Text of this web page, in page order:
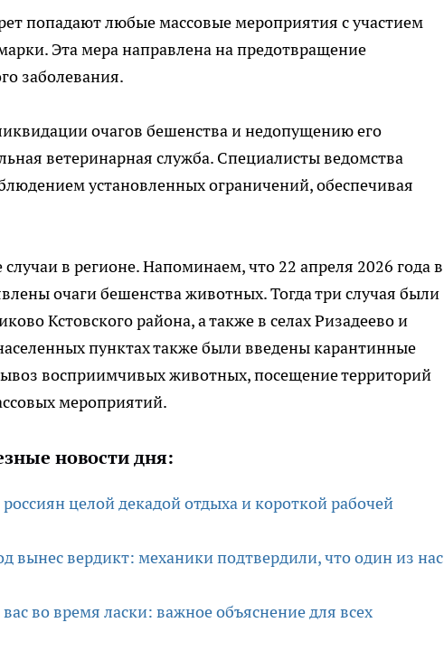
попадают любые массовые мероприятия с участием
Эта мера направлена на предотвращение
заболевания.
очагов бешенства и недопущению его
ветеринарная служба. Специалисты ведомства
установленных ограничений, обеспечивая
в регионе. Напоминаем, что 22 апреля 2026 года в
очаги бешенства животных. Тогда три случая были
Кстовского района, а также в селах Ризадеево и
пунктах также были введены карантинные
восприимчивых животных, посещение территорий
мероприятий.
новости дня:
целой декадой отдыха и короткой рабочей
вынес вердикт: механики подтвердили, что один из нас
во время ласки: важное объяснение для всех